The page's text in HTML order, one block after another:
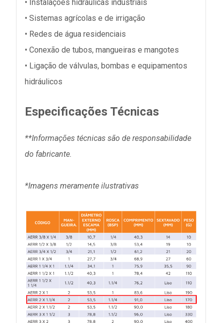
• Instalações hidráulicas industriais
• Sistemas agrícolas e de irrigação
• Redes de água residenciais
• Conexão de tubos, mangueiras e mangotes
• Ligação de válvulas, bombas e equipamentos
hidráulicos
Especificações Técnicas
*Imagens meramente ilustrativas
**Informações técnicas são de responsabilidade
do fabricante.